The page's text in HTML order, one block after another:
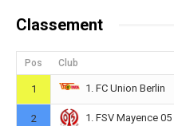
Classement
Pos Club
1 1. FC Union Berlin
2 1. FSV Mayence 05